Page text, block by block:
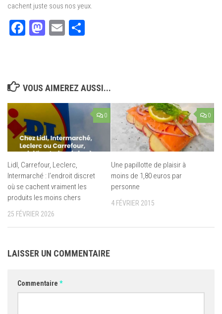
cachent juste sous nos yeux.
Facebook
Mastodon
Email
VOUS AIMEREZ AUSSI...
0
Lidl, Carrefour, Leclerc,
Intermarché : l’endroit discret
où se cachent vraiment les
produits les moins chers
25 FÉVRIER 2026
0
Une papillotte de plaisir à
moins de 1,80 euros par
personne
4 FÉVRIER 2015
LAISSER UN COMMENTAIRE
Commentaire *